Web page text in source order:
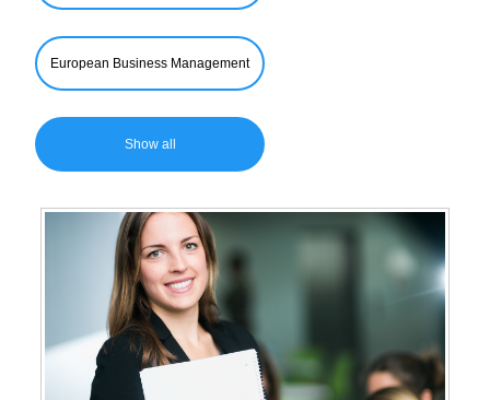
European Business Management
Show all